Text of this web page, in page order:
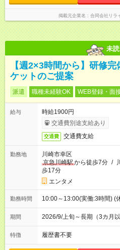
掲載元企業名 合同会社リラ
未読
【週2×3時間から】研修
ケットのご提案
派遣 職種未経験OK WEB登録・面
給与
時給1900円
交通費別途支給あり
交通費 交通費支給
勤務地
川崎市幸区
京急川崎駅から徒歩7分 /
歩17分
エンタメ
勤務時間 10:00～13:00(実働:3時間) (
期間 2026/9/上旬～長期（3カ月
特徴 履歴書不要